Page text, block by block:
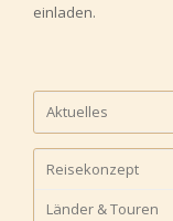
einladen.
Aktuelles
Reisekonzept
Länder & Touren